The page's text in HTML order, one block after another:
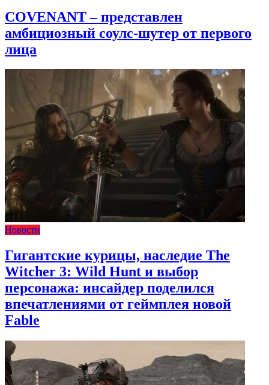
COVENANT – представлен
амбициозный соулс-шутер от первого
лица
Новости
Гигантские курицы, наследие The
Witcher 3: Wild Hunt и выбор
персонажа: инсайдер поделился
впечатлениями от геймплея новой
Fable